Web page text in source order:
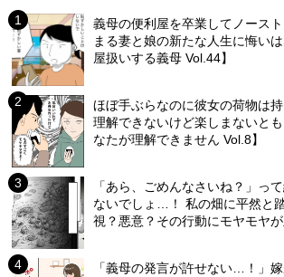
義母の便利屋を卒業してノース
まる妻と娘の新たな人生に悔い
屋扱いする義母 Vol.44】
ほぼ手ぶらなのに彼女の荷物は
理解できないけど楽しまないと
なたが理解できません Vol.8】
「あら、ごめんなさいね？」っ
ないでしょ…！ 私の畑に平然と
視？悪意？その行動にモヤモヤ
「義母の発言が許せない…！」